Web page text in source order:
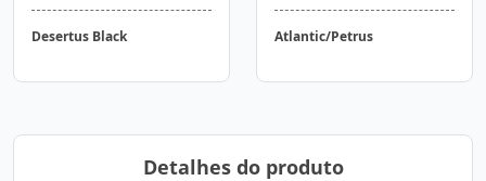
Desertus Black Atlantic/Petrus
Detalhes do produto